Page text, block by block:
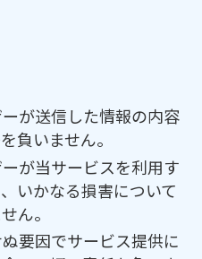
が送信した情報の内容
負いません。
が当サービスを利用す
いかなる損害について
ん。
要因でサービス提供に